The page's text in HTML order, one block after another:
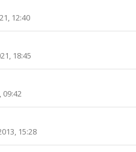
12:40
18:45
09:42
15:28